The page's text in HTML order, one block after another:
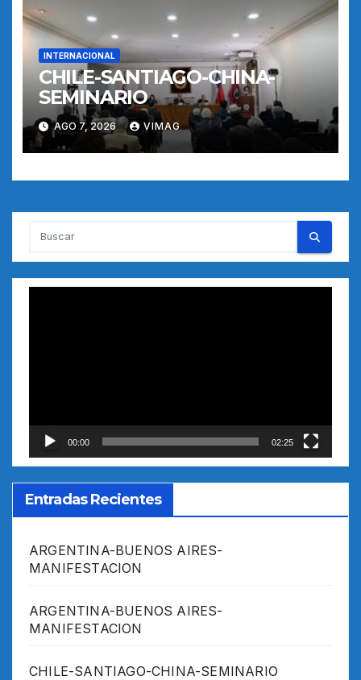
INTERNACIONAL
CHILE-SANTIAGO-CHINA-
SEMINARIO
AGO 7, 2026 VIMAG
00:00 02:25
Entradas Recientes
ARGENTINA-BUENOS AIRES-
MANIFESTACION
ARGENTINA-BUENOS AIRES-
MANIFESTACION
CHILE-SANTIAGO-CHINA-SEMINARIO